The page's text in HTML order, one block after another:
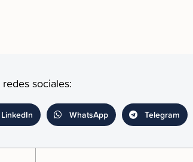
sociales:
LinkedIn WhatsApp Telegram